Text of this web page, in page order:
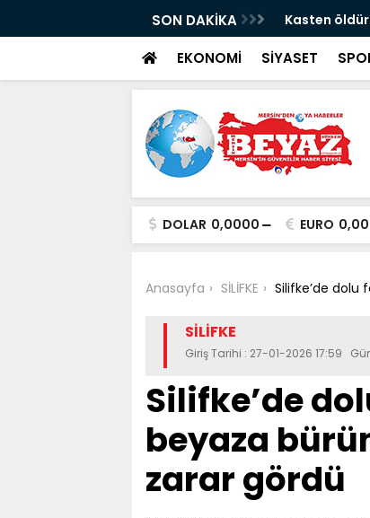
SON DAKİKA
metrelerce sürüklendi Kasten
EKONOMİ SİYASET
DOLAR 0,0000 EURO
Anasayfa SİLİFKE Silifke’de dolu
SİLİFKE
Giriş Tarihi : 27-01-2026 17:59
Silifke’de
beyaza
zarar gördü